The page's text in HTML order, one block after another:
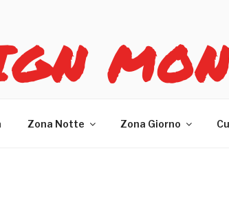
Zona Notte Zona Giorno